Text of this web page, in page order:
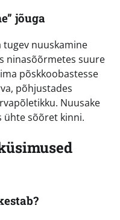
jõuga
tugev nuuskamine
ninasõõrmetes suure
põskkoobastesse
põhjustades
Nuusake
ühte sõõret kinni.